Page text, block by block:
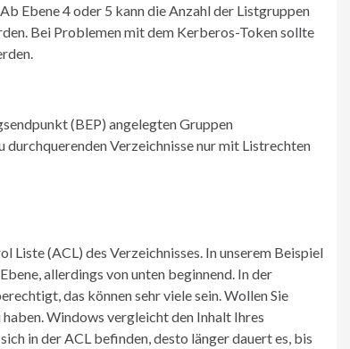
Ebene 4 oder 5 kann die Anzahl der Listgruppen
Bei Problemen mit dem Kerberos-Token sollte
(BEP) angelegten Gruppen
Verzeichnisse nur mit Listrechten
(ACL) des Verzeichnisses. In unserem Beispiel
allerdings von unten beginnend. In der
das können sehr viele sein. Wollen Sie
Windows vergleicht den Inhalt Ihres
in der ACL befinden, desto länger dauert es, bis